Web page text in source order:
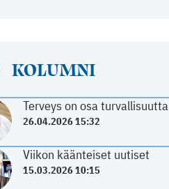
KOLUMNI
Terveys on osa turvallisuutta
26.04.2026 15:32
Viikon käänteiset uutiset
15.03.2026 10:15